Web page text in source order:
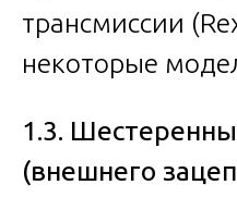
трансмиссии
некоторые
1.3.
(внешнего